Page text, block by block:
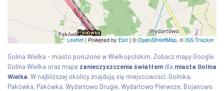
Leaflet | Powered by Esri | ©OpenStreetMap, © ISS Tracker
Golina Wielka - miasto położone w Wielkopolskim. Zobacz mapy Google
Golina Wielka oraz mapę zanieczyszczenia światłem dla miasta Golina
Wielka. W najbliższej okolicy znajdują się miejscowości: Golinka,
Pakówka, Pakówka, Wydartowo Drugie, Wydartowo Pierwsze, Bojanowo.